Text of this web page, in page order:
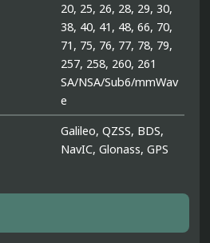
20, 25, 26, 28, 29, 30,
38, 40, 41, 48, 66, 70,
71, 75, 76, 77, 78, 79,
257, 258, 260, 261
SA/NSA/Sub6/mmWav
e
Galileo, QZSS, BDS,
NavIC, Glonass, GPS